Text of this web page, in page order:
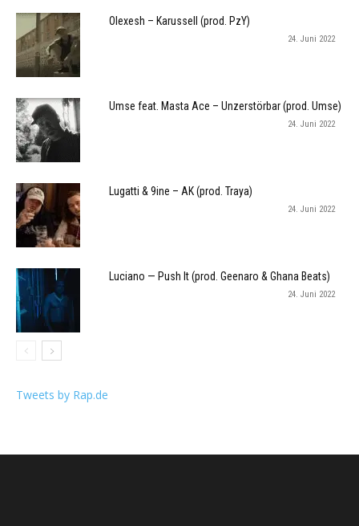
Olexesh – Karussell (prod. PzY)
24. Juni 2022
Umse feat. Masta Ace – Unzerstörbar (prod. Umse)
24. Juni 2022
Lugatti & 9ine – AK (prod. Traya)
24. Juni 2022
Luciano — Push It (prod. Geenaro & Ghana Beats)
24. Juni 2022
Tweets by Rap.de